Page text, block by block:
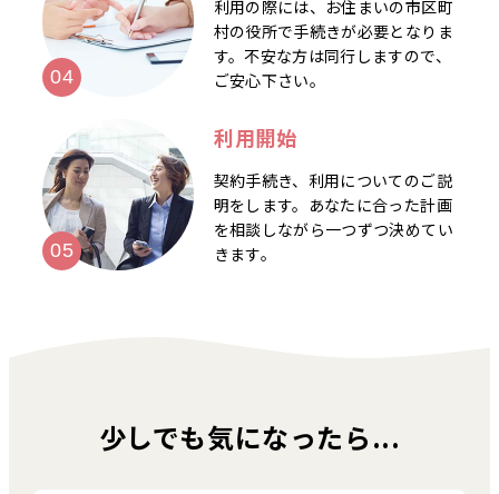
利用の際には、お住まいの市区町
村の役所で手続きが必要となりま
す。不安な方は同行しますので、
ご安心下さい。
利用開始
契約手続き、利用についてのご説
明をします。あなたに合った計画
を相談しながら一つずつ決めてい
きます。
少しでも気になったら...